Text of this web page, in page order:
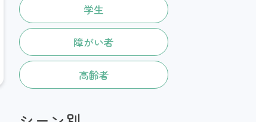
学生
障がい者
高齢者